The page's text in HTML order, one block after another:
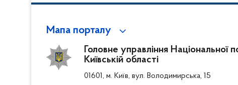
Мапа порталу
Головне управління Національної
Київській області
01601, м. Київ, вул. Володимирська, 15